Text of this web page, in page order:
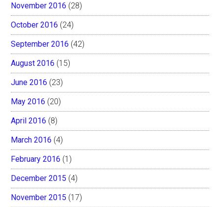
November 2016 (28)
October 2016 (24)
September 2016 (42)
August 2016 (15)
June 2016 (23)
May 2016 (20)
April 2016 (8)
March 2016 (4)
February 2016 (1)
December 2015 (4)
November 2015 (17)